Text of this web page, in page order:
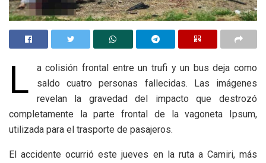
L
a colisión frontal entre un trufi y un bus deja como
saldo cuatro personas fallecidas. Las imágenes
revelan la gravedad del impacto que destrozó
completamente la parte frontal de la vagoneta Ipsum,
utilizada para el trasporte de pasajeros.
El accidente ocurrió este jueves en la ruta a Camiri, más